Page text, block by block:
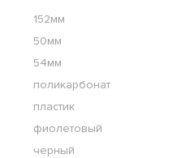
152мм
50мм
54мм
поликарбонат
пластик
фиолетовый
черный